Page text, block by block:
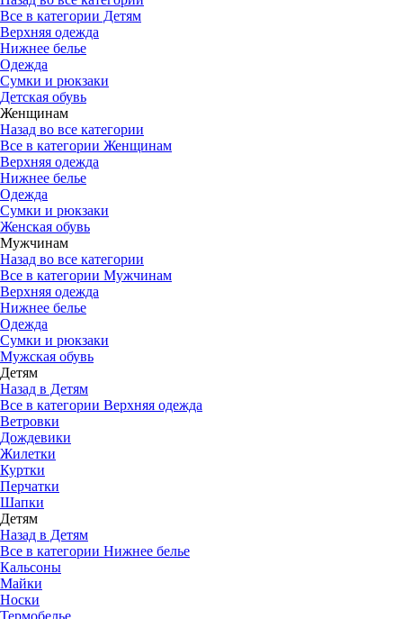
Все в категории Детям
Верхняя одежда
Нижнее белье
Одежда
Сумки и рюкзаки
Детская обувь
Женщинам
Назад во все категории
Все в категории Женщинам
Верхняя одежда
Нижнее белье
Одежда
Сумки и рюкзаки
Женская обувь
Мужчинам
Назад во все категории
Все в категории Мужчинам
Верхняя одежда
Нижнее белье
Одежда
Сумки и рюкзаки
Мужская обувь
Детям
Назад в Детям
Все в категории Верхняя одежда
Ветровки
Дождевики
Жилетки
Куртки
Перчатки
Шапки
Детям
Назад в Детям
Все в категории Нижнее белье
Кальсоны
Майки
Носки
Термобелье